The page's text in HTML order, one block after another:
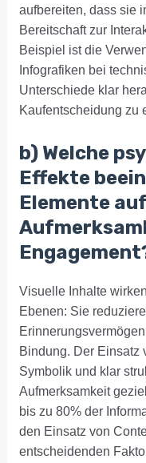
aufbereiten, dass sie
Bereitschaft zur
Beispiel ist die
Infografiken bei
Unterschiede klar
Kaufentscheidung zu
b) Welche
Effekte
Elemente
Visuelle Inhalte
Ebenen: Sie
Bindung. Der Einsatz
Symbolik und klar
Aufmerksamkeit
bis zu 80% der
den Einsatz von
entscheidenden